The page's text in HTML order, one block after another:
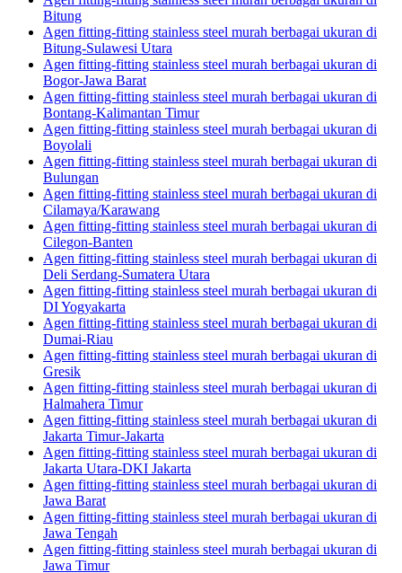
Bitung
Agen fitting-fitting stainless steel murah berbagai ukuran di
Bitung-Sulawesi Utara
Agen fitting-fitting stainless steel murah berbagai ukuran di
Bogor-Jawa Barat
Agen fitting-fitting stainless steel murah berbagai ukuran di
Bontang-Kalimantan Timur
Agen fitting-fitting stainless steel murah berbagai ukuran di
Boyolali
Agen fitting-fitting stainless steel murah berbagai ukuran di
Bulungan
Agen fitting-fitting stainless steel murah berbagai ukuran di
Cilamaya/Karawang
Agen fitting-fitting stainless steel murah berbagai ukuran di
Cilegon-Banten
Agen fitting-fitting stainless steel murah berbagai ukuran di
Deli Serdang-Sumatera Utara
Agen fitting-fitting stainless steel murah berbagai ukuran di
DI Yogyakarta
Agen fitting-fitting stainless steel murah berbagai ukuran di
Dumai-Riau
Agen fitting-fitting stainless steel murah berbagai ukuran di
Gresik
Agen fitting-fitting stainless steel murah berbagai ukuran di
Halmahera Timur
Agen fitting-fitting stainless steel murah berbagai ukuran di
Jakarta Timur-Jakarta
Agen fitting-fitting stainless steel murah berbagai ukuran di
Jakarta Utara-DKI Jakarta
Agen fitting-fitting stainless steel murah berbagai ukuran di
Jawa Barat
Agen fitting-fitting stainless steel murah berbagai ukuran di
Jawa Tengah
Agen fitting-fitting stainless steel murah berbagai ukuran di
Jawa Timur